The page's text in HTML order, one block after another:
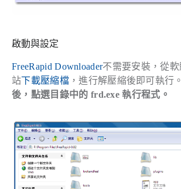
啟動與設定
FreeRapid Downloader不需要安裝，從軟
站下載壓縮檔，進行解壓縮後即可執行。
後，點選目錄中的 frd.exe 執行程式。